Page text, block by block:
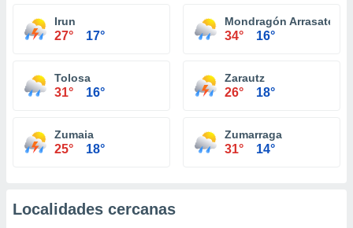
Irun
27° 17°
Mondragón Arrasate
34° 16°
Tolosa
31° 16°
Zarautz
26° 18°
Zumaia
25° 18°
Zumarraga
31° 14°
Localidades cercanas